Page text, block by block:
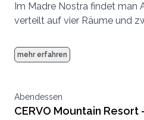
kleine Stube
Im Madre Nostra findet man
verteilt auf vier Räume und
mehr erfahren
Abendessen
CERVO Mountain